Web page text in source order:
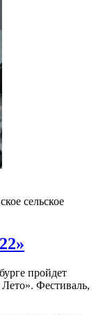
сельское
пройдет
Фестиваль,